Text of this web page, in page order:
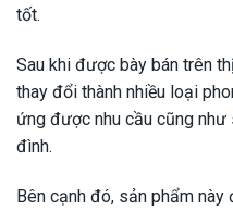
tốt.
Sau khi được bày bán trên
thay đổi thành nhiều loại
ứng được nhu cầu cũng
đình.
Bên cạnh đó, sản phẩm